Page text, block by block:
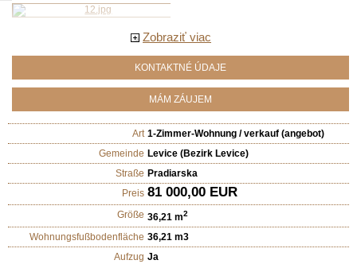
Zobraziť viac
KONTAKTNÉ ÚDAJE
MÁM ZÁUJEM
Art 1-Zimmer-Wohnung / verkauf (angebot)
Gemeinde Levice (Bezirk Levice)
Straße Pradiarska
Preis 81 000,00 EUR
Größe 36,21 m2
Wohnungsfußbodenfläche 36,21 m3
Aufzug Ja